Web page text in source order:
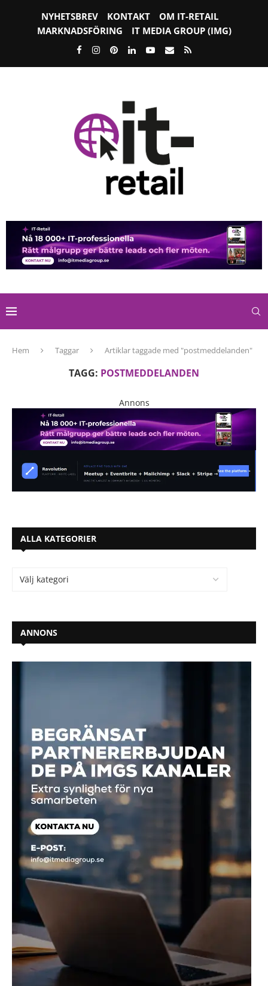
NYHETSBREV KONTAKT
OM IT-RETAIL
MARKNADSFÖRING
IT MEDIA GROUP (IMG)
Hem Taggar Artiklar taggade med "postmeddelanden"
TAGG: POSTMEDDELANDEN
Annons
ALLA KATEGORIER
ANNONS